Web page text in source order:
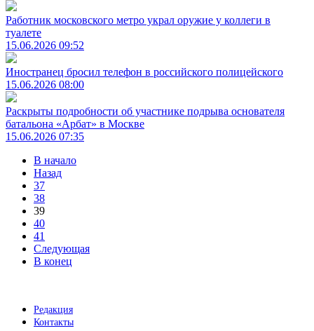
Работник московского метро украл оружие у коллеги в
туалете
15.06.2026 09:52
Иностранец бросил телефон в российского полицейского
15.06.2026 08:00
Раскрыты подробности об участнике подрыва основателя
батальона «Арбат» в Москве
15.06.2026 07:35
В начало
Назад
37
38
39
40
41
Следующая
В конец
Редакция
Контакты